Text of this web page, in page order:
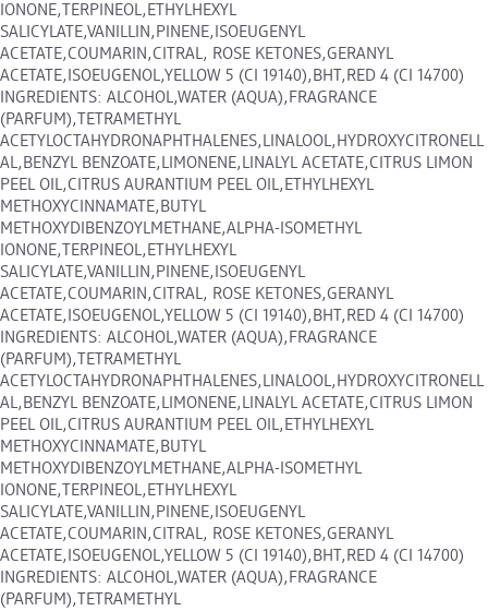
IONONE,TERPINEOL,ETHYLHEXYL
SALICYLATE,VANILLIN,PINENE,ISOEUGENYL
ACETATE,COUMARIN,CITRAL, ROSE KETONES,GERANYL
ACETATE,ISOEUGENOL,YELLOW 5 (CI 19140),BHT,RED 4 (CI 14700)
INGREDIENTS: ALCOHOL,WATER (AQUA),FRAGRANCE
(PARFUM),TETRAMETHYL
ACETYLOCTAHYDRONAPHTHALENES,LINALOOL,HYDROXYCITRONELL
AL,BENZYL BENZOATE,LIMONENE,LINALYL ACETATE,CITRUS LIMON
PEEL OIL,CITRUS AURANTIUM PEEL OIL,ETHYLHEXYL
METHOXYCINNAMATE,BUTYL
METHOXYDIBENZOYLMETHANE,ALPHA-ISOMETHYL
IONONE,TERPINEOL,ETHYLHEXYL
SALICYLATE,VANILLIN,PINENE,ISOEUGENYL
ACETATE,COUMARIN,CITRAL, ROSE KETONES,GERANYL
ACETATE,ISOEUGENOL,YELLOW 5 (CI 19140),BHT,RED 4 (CI 14700)
INGREDIENTS: ALCOHOL,WATER (AQUA),FRAGRANCE
(PARFUM),TETRAMETHYL
ACETYLOCTAHYDRONAPHTHALENES,LINALOOL,HYDROXYCITRONELL
AL,BENZYL BENZOATE,LIMONENE,LINALYL ACETATE,CITRUS LIMON
PEEL OIL,CITRUS AURANTIUM PEEL OIL,ETHYLHEXYL
METHOXYCINNAMATE,BUTYL
METHOXYDIBENZOYLMETHANE,ALPHA-ISOMETHYL
IONONE,TERPINEOL,ETHYLHEXYL
SALICYLATE,VANILLIN,PINENE,ISOEUGENYL
ACETATE,COUMARIN,CITRAL, ROSE KETONES,GERANYL
ACETATE,ISOEUGENOL,YELLOW 5 (CI 19140),BHT,RED 4 (CI 14700)
INGREDIENTS: ALCOHOL,WATER (AQUA),FRAGRANCE
(PARFUM),TETRAMETHYL